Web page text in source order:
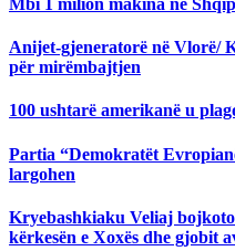
Anijet-gjeneratorë në Vlorë/
për mirëmbajtjen
100 ushtarë amerikanë u
Partia “Demokratët
largohen
Kryebashkiaku Veliaj
kërkesën e Xoxës dhe gjobit